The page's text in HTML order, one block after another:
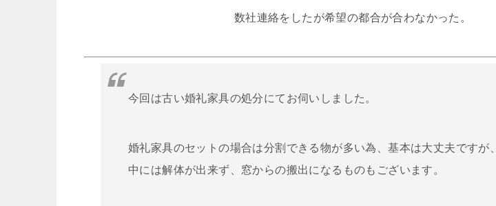
数社連絡をしたが希望の都合が合わなかった。
今回は古い婚礼家具の処分にてお伺いしました。
婚礼家具のセットの場合は分割できる物が多い為、基本は大丈夫ですが、
中には解体が出来ず、窓からの搬出になるものもございます。